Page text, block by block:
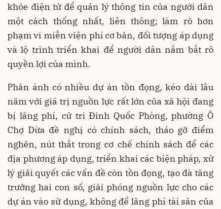
khỏe điện tử để quản lý thông tin của người dân
một cách thống nhất, liên thông; làm rõ hơn
phạm vi miễn viện phí cơ bản, đối tượng áp dụng
và lộ trình triển khai để người dân nắm bắt rõ
quyền lợi của mình.
Phản ánh có nhiều dự án tồn đọng, kéo dài lâu
năm với giá trị nguồn lực rất lớn của xã hội đang
bị lãng phí, cử tri Đinh Quốc Phòng, phường Ô
Chợ Dừa đề nghị có chính sách, tháo gỡ điểm
nghẽn, nút thắt trong cơ chế chính sách để các
địa phương áp dụng, triển khai các biện pháp, xử
lý giải quyết các vấn đề còn tồn đọng, tạo đà tăng
trưởng hai con số, giải phóng nguồn lực cho các
dự án vào sử dụng, không để lãng phí tài sản của